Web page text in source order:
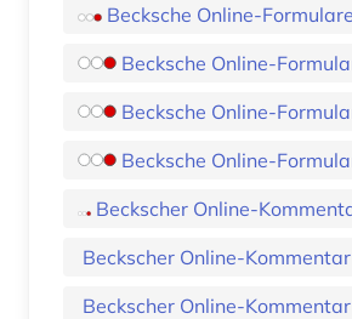
Becksche Online-
Becksche Online-
Becksche Online-
Becksche Online-
Beckscher Online-
Beckscher Online-
Beckscher Online-